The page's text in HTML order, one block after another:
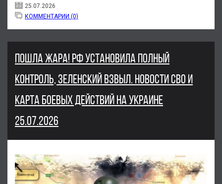
25.07.2026
КОММЕНТАРИИ (0)
ПОШЛА ЖАРА! РФ УСТАНОВИЛА ПОЛНЫЙ
КОНТРОЛЬ, ЗЕЛЕНСКИЙ ВЗВЫЛ. НОВОСТИ СВО И
КАРТА БОЕВЫХ ДЕЙСТВИЙ НА УКРАИНЕ
25.07.2026